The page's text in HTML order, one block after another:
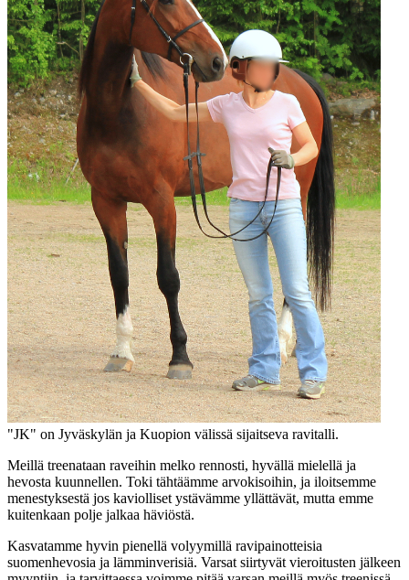
"JK" on Jyväskylän ja Kuopion välissä sijaitseva ravitalli.
Meillä treenataan raveihin melko rennosti, hyvällä mielellä ja
hevosta kuunnellen. Toki tähtäämme arvokisoihin, ja iloitsemme
menestyksestä jos kaviolliset ystävämme yllättävät, mutta emme
kuitenkaan polje jalkaa häviöstä.
Kasvatamme hyvin pienellä volyymillä ravipainotteisia
suomenhevosia ja lämminverisiä. Varsat siirtyvät vieroitusten jälkeen